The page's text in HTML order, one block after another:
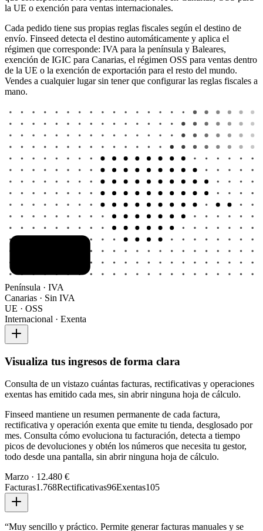
la UE o exención para ventas internacionales.
Cada pedido tiene sus propias reglas fiscales según el destino de
envío. Finseed detecta el destino automáticamente y aplica el
régimen que corresponde: IVA para la península y Baleares,
exención de IGIC para Canarias, el régimen OSS para ventas dentro
de la UE o la exención de exportación para el resto del mundo.
Vendes a cualquier lugar sin tener que configurar las reglas fiscales a
mano.
Península · IVA
Canarias · Sin IVA
UE · OSS
Internacional · Exenta
Visualiza tus ingresos de forma clara
Consulta de un vistazo cuántas facturas, rectificativas y operaciones
exentas has emitido cada mes, sin abrir ninguna hoja de cálculo.
Finseed mantiene un resumen permanente de cada factura,
rectificativa y operación exenta que emite tu tienda, desglosado por
mes. Consulta cómo evoluciona tu facturación, detecta a tiempo
picos de devoluciones y obtén los números que necesita tu gestor,
todo desde una pantalla, sin abrir ninguna hoja de cálculo.
Marzo · 12.480 €
Facturas1.768Rectificativas96Exentas105
“Muy sencillo y práctico. Permite generar facturas manuales y se